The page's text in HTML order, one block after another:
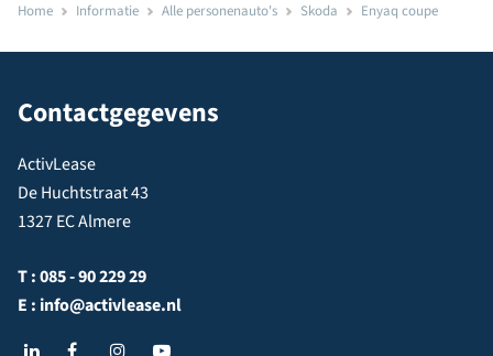
Home Informatie Alle personenauto's Skoda Enyaq coupe
Contactgegevens
ActivLease
De Huchtstraat 43
1327 EC Almere
T :085 - 90 229 29
E : info@activlease.nl